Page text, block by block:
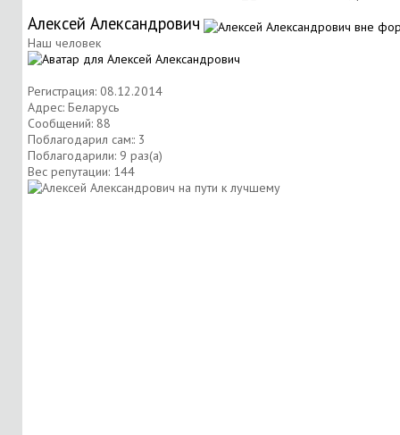
Алексей Александрович
Наш человек
Регистрация: 08.12.2014
Адрес: Беларусь
Сообщений: 88
Поблагодарил сам:: 3
Поблагодарили: 9 раз(а)
Вес репутации: 144